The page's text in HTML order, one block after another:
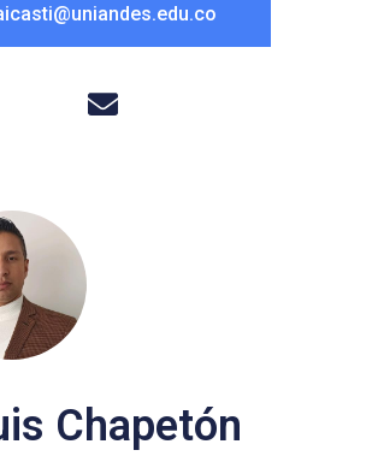
Chapetón